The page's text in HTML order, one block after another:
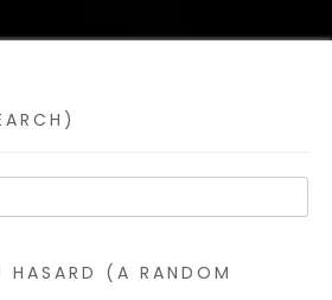
HASARD (A RANDOM